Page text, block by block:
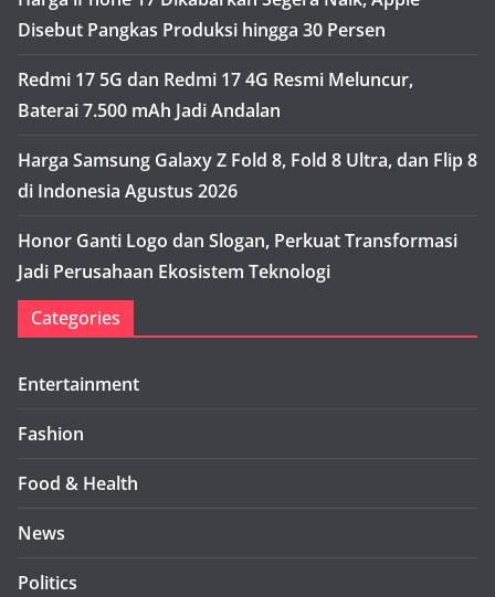
Disebut Pangkas Produksi hingga 30 Persen
Redmi 17 5G dan Redmi 17 4G Resmi Meluncur,
Baterai 7.500 mAh Jadi Andalan
Harga Samsung Galaxy Z Fold 8, Fold 8 Ultra, dan Flip 8
di Indonesia Agustus 2026
Honor Ganti Logo dan Slogan, Perkuat Transformasi
Jadi Perusahaan Ekosistem Teknologi
Categories
Entertainment
Fashion
Food & Health
News
Politics